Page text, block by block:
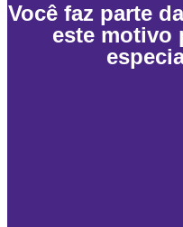
Você faz parte
este motivo